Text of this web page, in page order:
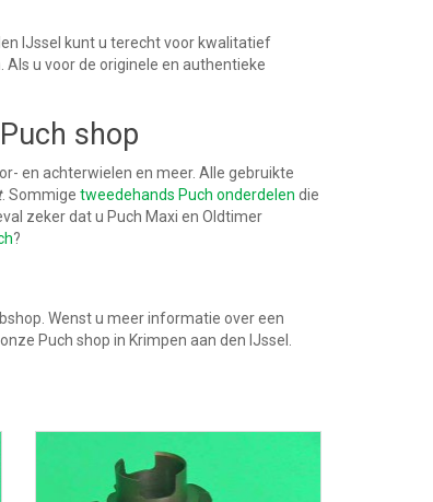
IJssel kunt u terecht voor kwalitatief
u voor de originele en authentieke
shop
en achterwielen en meer. Alle gebruikte
. Sommige tweedehands Puch onderdelen die
zeker dat u Puch Maxi en Oldtimer
?
Wenst u meer informatie over een
Puch shop in Krimpen aan den IJssel.